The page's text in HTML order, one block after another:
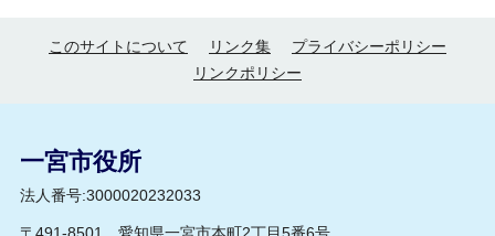
このサイトについて リンク集
プライバシーポリシー
リンクポリシー
一宮市役所
法人番号:3000020232033